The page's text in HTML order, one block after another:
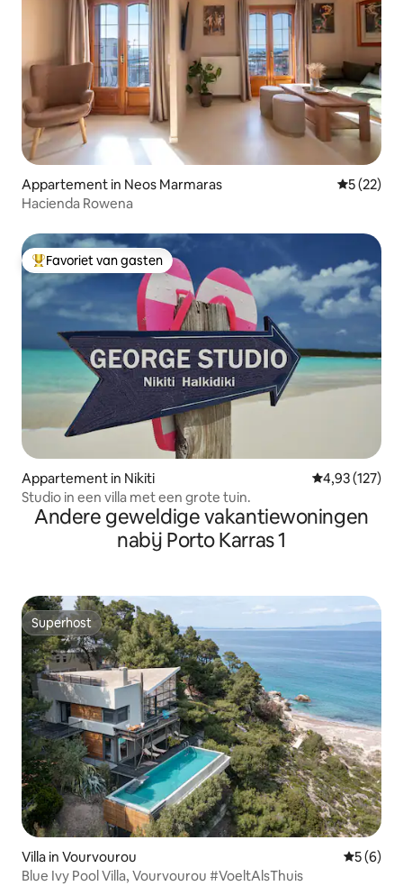
Appartement in Neos Marmaras
5 (22)
Hacienda Rowena
Topfavoriet van gasten
Favoriet van gasten
Appartement in Nikiti Gemiddelde
4,93 (127)
Studio in een villa met een grote tuin.
Andere geweldige vakantiewoningen
nabij Porto Karras 1
Superhost
Superhost
Villa in Vourvourou
5 (6)
Blue Ivy Pool Villa, Vourvourou #VoeltAlsThuis